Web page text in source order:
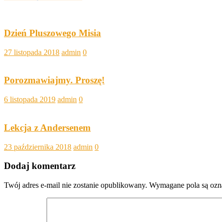
Dzień Pluszowego Misia
27 listopada 2018 admin 0
Porozmawiajmy. Proszę!
6 listopada 2019 admin 0
Lekcja z Andersenem
23 października 2018 admin 0
Dodaj komentarz
Twój adres e-mail nie zostanie opublikowany. Wymagane pola są